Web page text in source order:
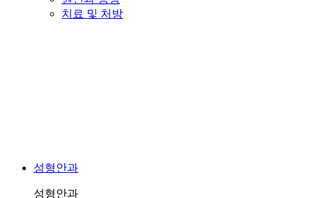
치료 및 처방
성형안과
성형안과